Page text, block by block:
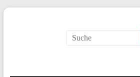
Search